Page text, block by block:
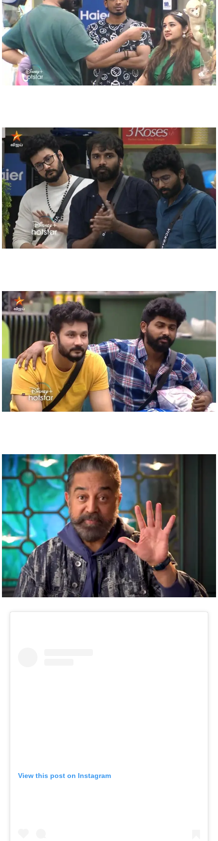
View this post on Instagram